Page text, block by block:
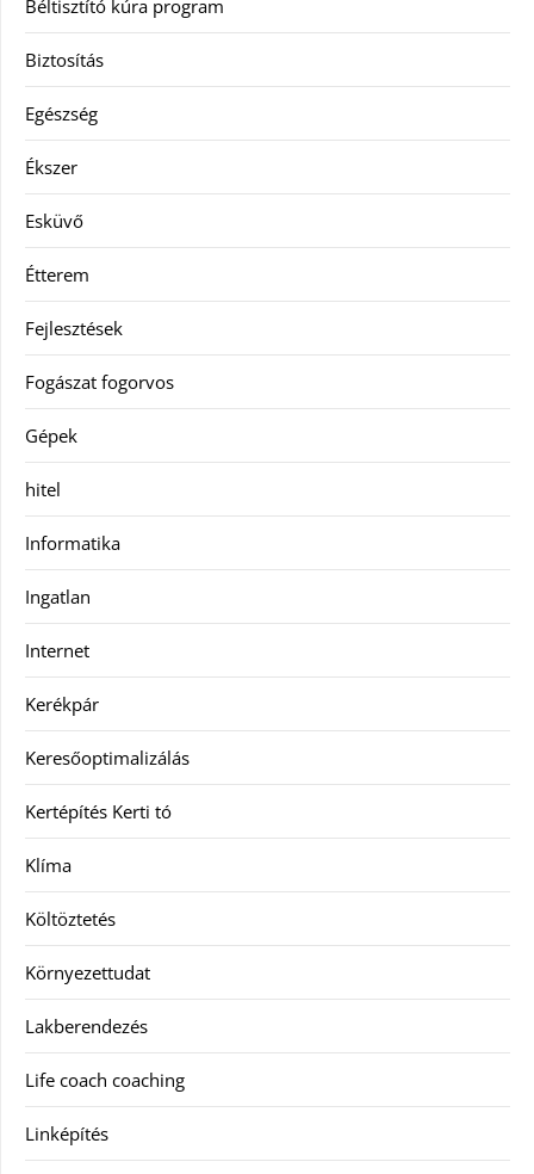
Béltisztító kúra program
Biztosítás
Egészség
Ékszer
Esküvő
Étterem
Fejlesztések
Fogászat fogorvos
Gépek
hitel
Informatika
Ingatlan
Internet
Kerékpár
Keresőoptimalizálás
Kertépítés Kerti tó
Klíma
Költöztetés
Környezettudat
Lakberendezés
Life coach coaching
Linképítés